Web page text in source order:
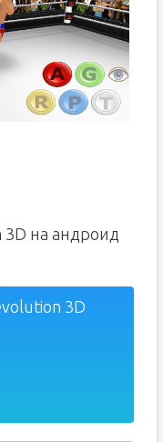
3D на андроид
3D